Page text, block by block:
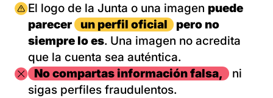
Imagen
El logo de la Junta o una imagen puede
parecer
un perfil oficial
pero no
siempre lo es. Una imagen no acredita
que la cuenta sea auténtica.
ImagenNo compartas información falsa,
ni
sigas perfiles fraudulentos.